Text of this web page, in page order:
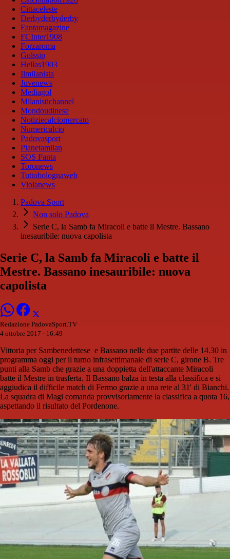
Cittaceleste
Derbyderbyderby
Fantamagazine
FCInter1908
Forzaroma
Golssip
Hellas1903
Ilmilanista
Juvenews
Mediagol
Milanistichannel
Mondoudinese
Notiziecalciomercato
Numericalcio
Padovasport
Pianetamilan
SOS Fanta
Toronews
Tuttobolognaweb
Violanews
Padova Sport
Non solo Padova
Serie C, la Samb fa Miracoli e batte il Mestre. Bassano
inesauribile: nuova capolista
Serie C, la Samb fa Miracoli e batte il
Mestre. Bassano inesauribile: nuova
capolista
Redazione PadovaSport.TV
4 ottobre 2017 - 16:49
Vittoria per Sambenedettese e Bassano nelle due partite delle 14.30 in
programma oggi per il turno infrasettimanale di serie C, girone B. Tre
punti alla Samb che grazie a una doppietta dell'attaccante Miracoli
batte il Mestre in trasferta. Il Bassano balza in testa alla classifica e si
aggiudica il difficile match di Fermo grazie a una rete al 31' di Bianchi.
La squadra di Magi comanda provvisoriamente la classifica a quota 16,
aspettando il risultato del Pordenone.